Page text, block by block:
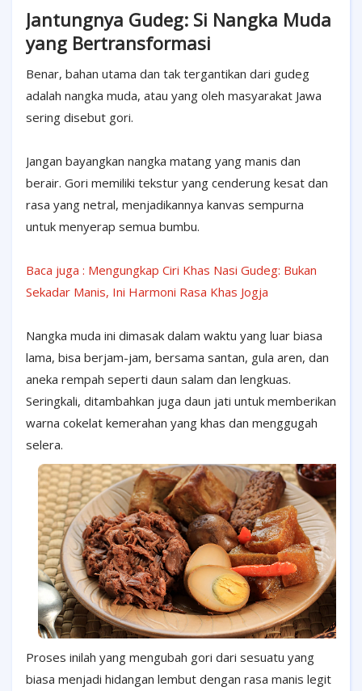
Jantungnya Gudeg: Si Nangka Muda
yang Bertransformasi
Benar, bahan utama dan tak tergantikan dari gudeg
adalah nangka muda, atau yang oleh masyarakat Jawa
sering disebut gori.
Jangan bayangkan nangka matang yang manis dan
berair. Gori memiliki tekstur yang cenderung kesat dan
rasa yang netral, menjadikannya kanvas sempurna
untuk menyerap semua bumbu.
Baca juga : Mengungkap Ciri Khas Nasi Gudeg: Bukan
Sekadar Manis, Ini Harmoni Rasa Khas Jogja
Nangka muda ini dimasak dalam waktu yang luar biasa
lama, bisa berjam-jam, bersama santan, gula aren, dan
aneka rempah seperti daun salam dan lengkuas.
Seringkali, ditambahkan juga daun jati untuk memberikan
warna cokelat kemerahan yang khas dan menggugah
selera.
Proses inilah yang mengubah gori dari sesuatu yang
biasa menjadi hidangan lembut dengan rasa manis legit